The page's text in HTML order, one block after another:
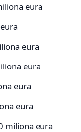
eura
eura
eura
eura
eura
miliona eura